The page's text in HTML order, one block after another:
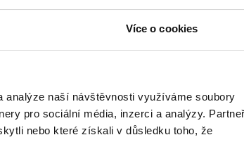
Více o cookies
naší návštěvnosti využíváme soubory
pro sociální média, inzerci a analýzy.
nebo které získali v důsledku toho, že
mluví o týmu, který vede jako
tak naráží na své podřízené, kteří pracují
schopni korektně popsat jejich počet ani
tím pádem je pro nás nemožné
s některou kauzou. Výrok tedy hodnotíme